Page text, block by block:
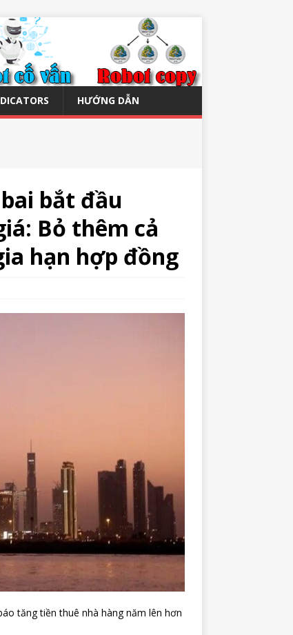
HƯỚNG DẪN
bắt đầu
Bỏ thêm cả
hạn hợp đồng
tăng tiền thuê nhà hàng năm lên hơn